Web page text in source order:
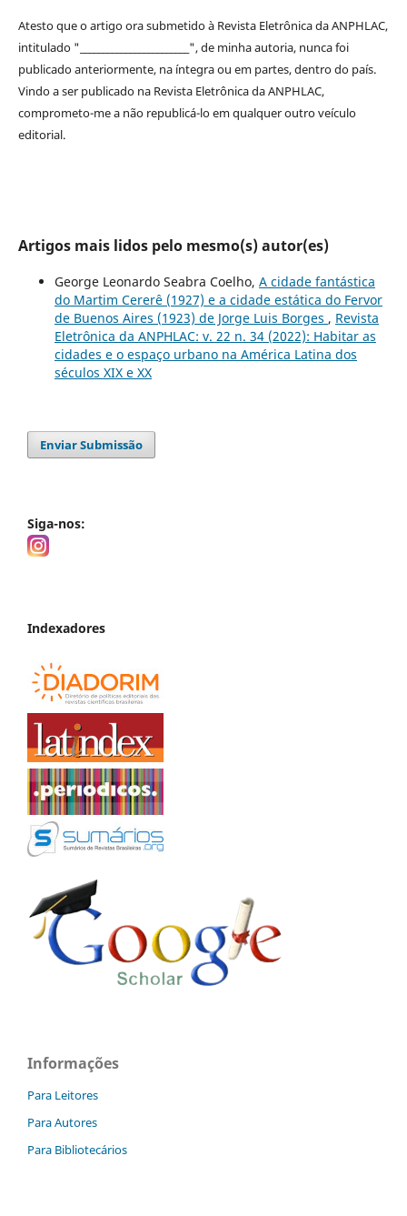
Atesto que o artigo ora submetido à Revista Eletrônica da ANPHLAC,
intitulado "________________________", de minha autoria, nunca foi
publicado anteriormente, na íntegra ou em partes, dentrodo país.
Vindo a ser publicado na Revista Eletrônica da ANPHLAC,
comprometo-me a não republicá-lo em qualquer outro veículo
editorial.
Artigos mais lidos pelo mesmo(s) autor(es)
George Leonardo Seabra Coelho, A cidade fantástica
do Martim Cererê (1927) e a cidade estática do Fervor
de Buenos Aires (1923) de Jorge Luis Borges , Revista
Eletrônica da ANPHLAC: v. 22 n. 34 (2022): Habitar as
cidades e o espaço urbano na América Latina dos
séculos XIX e XX
Enviar Submissão
Siga-nos:
Indexadores
Informações
Para Leitores
Para Autores
Para Bibliotecários